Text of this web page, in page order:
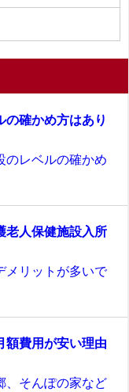
の確かめ方はあり
のレベルの確かめ
老人保健施設入所
メリットが多いで
額費用が安い理由
、そんぽの家など